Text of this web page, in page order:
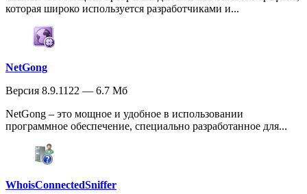
которая широко используется разработчиками и...
NetGong
Версия 8.9.1122 — 6.7 Мб
NetGong – это мощное и удобное в использовании
программное обеспечение, специально разработанное для...
WhoisConnectedSniffer